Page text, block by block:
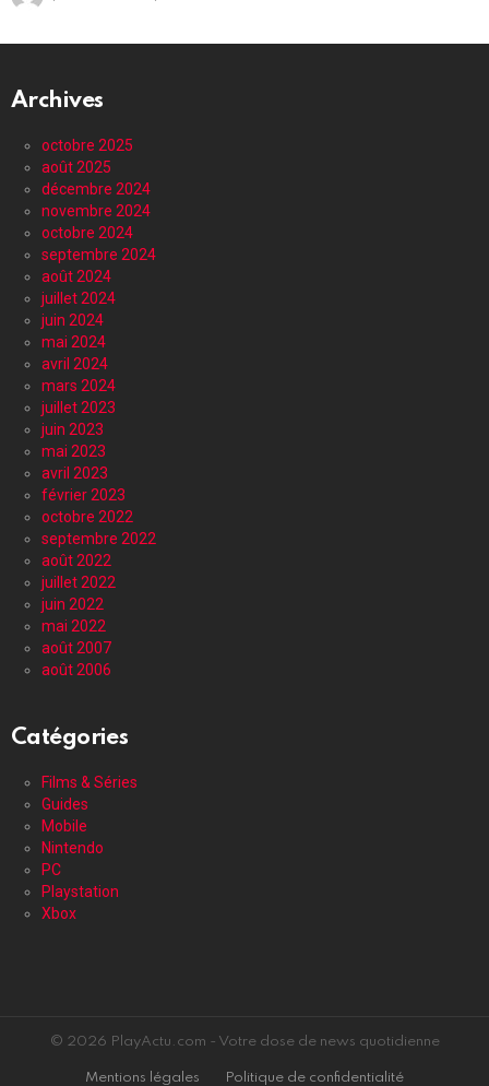
Archives
octobre 2025
août 2025
décembre 2024
novembre 2024
octobre 2024
septembre 2024
août 2024
juillet 2024
juin 2024
mai 2024
avril 2024
mars 2024
juillet 2023
juin 2023
mai 2023
avril 2023
février 2023
octobre 2022
septembre 2022
août 2022
juillet 2022
juin 2022
mai 2022
août 2007
août 2006
Catégories
Films & Séries
Guides
Mobile
Nintendo
PC
Playstation
Xbox
© 2026 PlayActu.com - Votre dose de news quotidienne
Mentions légales Politique de confidentialité